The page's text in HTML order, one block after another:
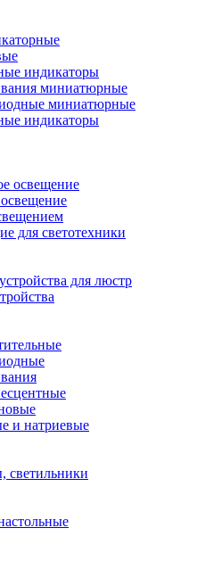
индикаторы
миниатюрные
миниатюрные
индикаторы
освещение
для светотехники
для люстр
и натриевые
светильники